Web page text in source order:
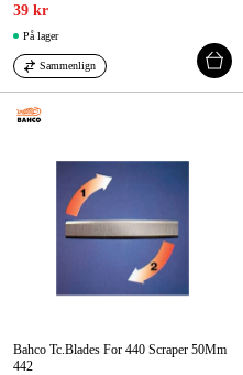
39 kr
På lager
Sammenlign
Bahco Tc.Blades For 440 Scraper 50Mm
442